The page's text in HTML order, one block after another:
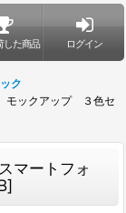
した商品 ログイン
ク
モックアップ ３色セ
マートフォ
]